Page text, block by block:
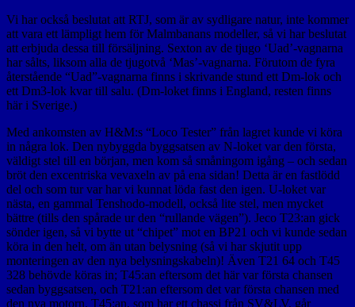
Vi har också beslutat att RTJ, som är av sydligare natur, inte kommer
att vara ett lämpligt hem för Malmbanans modeller, så vi har beslutat
att erbjuda dessa till försäljning. Sexton av de tjugo ‘Uad’-vagnarna
har sålts, liksom alla de tjugotvå ‘Mas’-vagnarna. Förutom de fyra
återstående “Uad”-vagnarna finns i skrivande stund ett Dm-lok och
ett Dm3-lok kvar till salu. (Dm-loket finns i England, resten finns
här i Sverige.)
Med ankomsten av H&M:s “Loco Tester” från lagret kunde vi köra
in några lok. Den nybyggda byggsatsen av N-loket var den första,
väldigt stel till en början, men kom så småningom igång – och sedan
bröt den excentriska vevaxeln av på ena sidan! Detta är en fastlödd
del och som tur var har vi kunnat löda fast den igen. U-loket var
nästa, en gammal Tenshodo-modell, också lite stel, men mycket
bättre (tills den spårade ur den “rullande vägen”). Jeco T23:an gick
sönder igen, så vi bytte ut “chipet” mot en BP21 och vi kunde sedan
köra in den helt, om än utan belysning (så vi har skjutit upp
monteringen av den nya belysningskabeln)! Även T21 64 och T45
328 behövde köras in; T45:an eftersom det här var första chansen
sedan byggsatsen, och T21:an eftersom det var första chansen med
den nya motorn. T45:an, som har ett chassi från SV&LV, går